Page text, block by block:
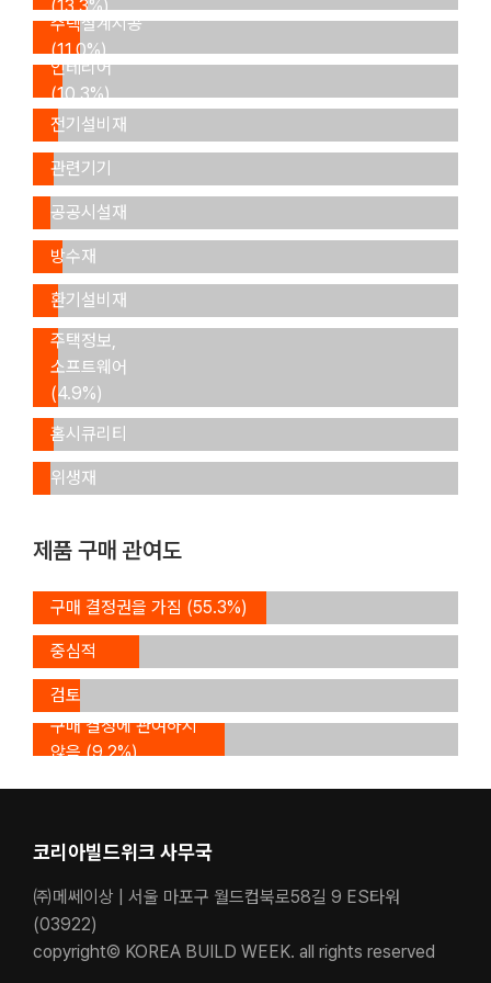
(13.3%)
주택설계시공
(11.0%)
인테리어
(10.3%)
조명,
전기설비재
(6.5%)
건축공구,
관련기기
(6.3%)
조경,
공공시설재
(5.8%)
도장,
방수재
(5.7%)
냉난방,
환기설비재
(4.9%)
주택정보,
소프트웨어
(4.9%)
IOT,
홈시큐리티
(4.7%)
급수,
위생재
제품 구매 관여도
구매 결정권을 가짐 (55.3%)
구매
결정에
중심적
역할
(24.5%)
구매
결정의
검토
멤버
(11.0%)
구매 결정에 관여하지
않음 (9.2%)
코리아빌드위크 사무국
㈜메쎄이상 | 서울 마포구 월드컵북로58길 9 ES타워
(03922)
copyright© KOREA BUILD WEEK. all rights reserved